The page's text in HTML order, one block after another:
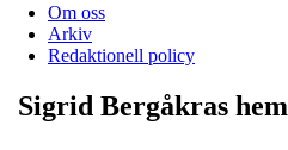
Om oss
Arkiv
Redaktionell policy
Sigrid Bergåkras